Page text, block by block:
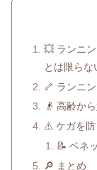
💥 ランニ
とは限らな
🦴 ランニ
👴 高齢か
⚠️ ケガを防
📝 ベネ
🔎 まとめ